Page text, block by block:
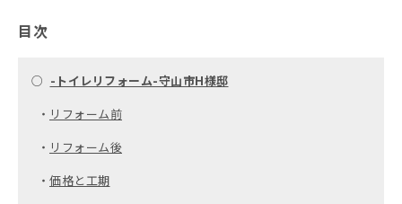
目次
○ -トイレリフォーム-守山市H様邸
・ リフォーム前
・ リフォーム後
・ 価格と工期